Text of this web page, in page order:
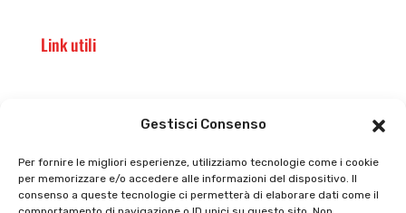
Gestisci Consenso
Per fornire le migliori esperienze, utilizziamo tecnologie come i cookie
per memorizzare e/o accedere alle informazioni del dispositivo. Il
consenso a queste tecnologie ci permetterà di elaborare dati come il
Link utili
Privacy policy
Tutti prodotti